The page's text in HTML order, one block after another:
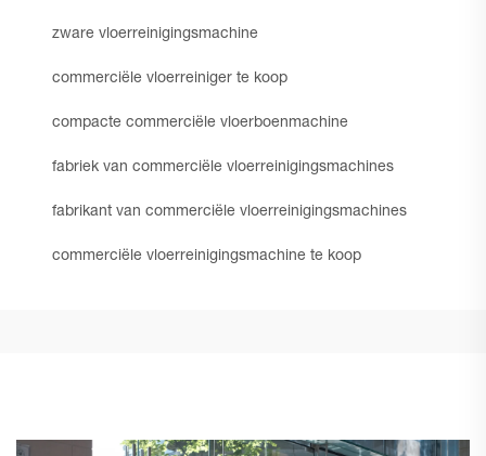
zware vloerreinigingsmachine
commerciële vloerreiniger te koop
compacte commerciële vloerboenmachine
fabriek van commerciële vloerreinigingsmachines
fabrikant van commerciële vloerreinigingsmachines
commerciële vloerreinigingsmachine te koop